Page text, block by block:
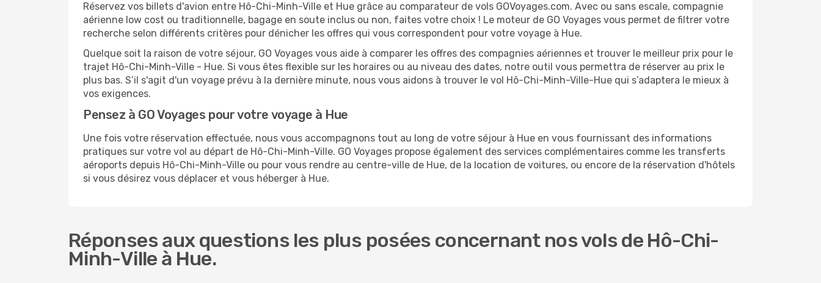
Réservez vos billets d'avion entre Hô-Chi-Minh-Ville et Hue grâce au comparateur de vols GOVoyages.com. Avec ou sans escale, compagnie
aérienne low cost ou traditionnelle, bagage en soute inclus ou non, faites votre choix ! Le moteur de GO Voyages vous permet de filtrer votre
recherche selon différents critères pour dénicher les offres qui vous correspondent pour votre voyage à Hue.
Quelque soit la raison de votre séjour, GO Voyages vous aide à comparer les offres des compagnies aériennes et trouver le meilleur prix pour le
trajet Hô-Chi-Minh-Ville - Hue. Si vous êtes flexible sur les horaires ou au niveau des dates, notre outil vous permettra de réserver au prix le
plus bas. S’il s'agit d'un voyage prévu à la dernière minute, nous vous aidons à trouver le vol Hô-Chi-Minh-Ville-Hue qui s’adaptera le mieux à
vos exigences.
Pensez à GO Voyages pour votre voyage à Hue
Une fois votre réservation effectuée, nous vous accompagnons tout au long de votre séjour à Hue en vous fournissant des informations
pratiques sur votre vol au départ de Hô-Chi-Minh-Ville. GO Voyages propose également des services complémentaires comme les transferts
aéroports depuis Hô-Chi-Minh-Ville ou pour vous rendre au centre-ville de Hue, de la location de voitures, ou encore de la réservation d'hôtels
si vous désirez vous déplacer et vous héberger à Hue.
Réponses aux questions les plus posées concernant nos vols de Hô-Chi-
Minh-Ville à Hue.